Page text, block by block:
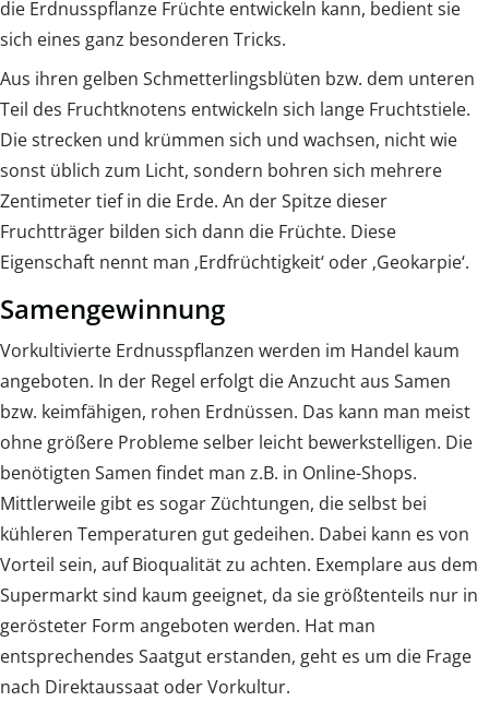
die Erdnusspflanze Früchte entwickeln kann, bedient sie
sich eines ganz besonderen Tricks.
Aus ihren gelben Schmetterlingsblüten bzw. dem unteren
Teil des Fruchtknotens entwickeln sich lange Fruchtstiele.
Die strecken und krümmen sich und wachsen, nicht wie
sonst üblich zum Licht, sondern bohren sich mehrere
Zentimeter tief in die Erde. An der Spitze dieser
Fruchtträger bilden sich dann die Früchte. Diese
Eigenschaft nennt man ‚Erdfrüchtigkeit‘ oder ‚Geokarpie‘.
Samengewinnung
Vorkultivierte Erdnusspflanzen werden im Handel kaum
angeboten. In der Regel erfolgt die Anzucht aus Samen
bzw. keimfähigen, rohen Erdnüssen. Das kann man meist
ohne größere Probleme selber leicht bewerkstelligen. Die
benötigten Samen findet man z.B. in Online-Shops.
Mittlerweile gibt es sogar Züchtungen, die selbst bei
kühleren Temperaturen gut gedeihen. Dabei kann es von
Vorteil sein, auf Bioqualität zu achten. Exemplare aus dem
Supermarkt sind kaum geeignet, da sie größtenteils nur in
gerösteter Form angeboten werden. Hat man
entsprechendes Saatgut erstanden, geht es um die Frage
nach Direktaussaat oder Vorkultur.